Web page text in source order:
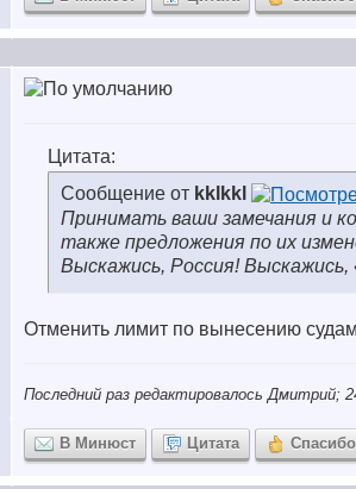
Цитата:
Сообщение от kklkkl
Принимать ваши замечания и
также предложения по их
Выскажись, Россия!
Отменить лимит по вынесению
Последний раз редактировалось Дмитрий;
В Минюст Цитата Спасибо